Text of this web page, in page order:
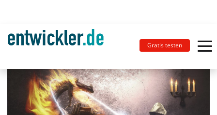
Gratis testen